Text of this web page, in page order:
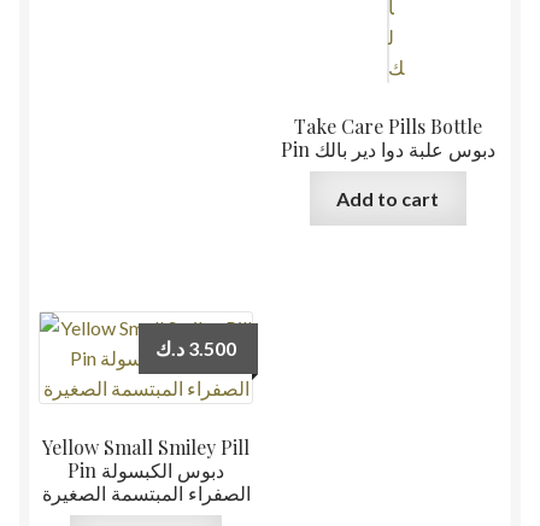
Take Care Pills Bottle
Pin دبوس علبة دوا دير بالك
Add to cart
Yellow Small Smiley Pill
Pin دبوس الكبسولة
الصفراء المبتسمة الصغيرة
3.500 د.ك